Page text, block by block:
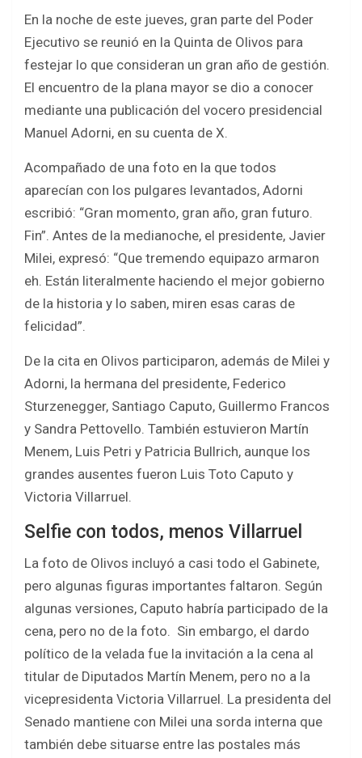
ce
b
o
o
k
tt
er
at
s
A
p
p
ar
e
En la noche de este jueves, gran parte del Poder
Ejecutivo se reunió en la Quinta de Olivos para
festejar lo que consideran un gran año de gestión.
El encuentro de la plana mayor se dio a conocer
mediante una publicación del vocero presidencial
Manuel Adorni, en su cuenta de X.
Acompañado de una foto en la que todos
aparecían con los pulgares levantados, Adorni
escribió: “Gran momento, gran año, gran futuro.
Fin”. Antes de la medianoche, el presidente, Javier
Milei, expresó: “Que tremendo equipazo armaron
eh. Están literalmente haciendo el mejor gobierno
de la historia y lo saben, miren esas caras de
felicidad”.
De la cita en Olivos participaron, además de Milei y
Adorni, la hermana del presidente, Federico
Sturzenegger, Santiago Caputo, Guillermo Francos
y Sandra Pettovello. También estuvieron Martín
Menem, Luis Petri y Patricia Bullrich, aunque los
grandes ausentes fueron Luis Toto Caputo y
Victoria Villarruel.
Selfie con todos, menos Villarruel
La foto de Olivos incluyó a casi todo el Gabinete,
pero algunas figuras importantes faltaron. Según
algunas versiones, Caputo habría participado de la
cena, pero no de la foto. Sin embargo, el dardo
político de la velada fue la invitación a la cena al
titular de Diputados Martín Menem, pero no a la
vicepresidenta Victoria Villarruel. La presidenta del
Senado mantiene con Milei una sorda interna que
también debe situarse entre las postales más